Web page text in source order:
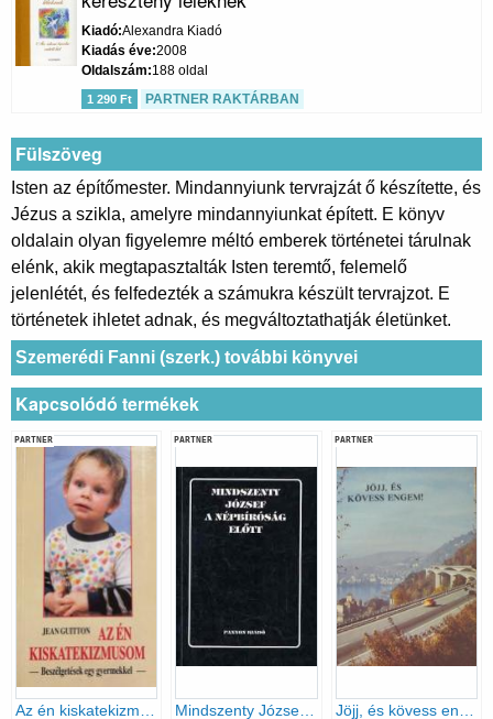
Kiadó Alexandra Kiadó
Kiadás éve 2008
Oldalszám 188 oldal
1 290 Ft PARTNER RAKTÁRBAN
Fülszöveg
Isten az építőmester. Mindannyiunk tervrajzát ő készítette, és
Jézus a szikla, amelyre mindannyiunkat épített. E könyv
oldalain olyan figyelemre méltó emberek történetei tárulnak
elénk, akik megtapasztalták Isten teremtő, felemelő
jelenlétét, és felfedezték a számukra készült tervrajzot. E
történetek ihletet adnak, és megváltoztathatják életünket.
Szemerédi Fanni (szerk.) további könyvei
Kapcsolódó termékek
PARTNER PARTNER PARTNER